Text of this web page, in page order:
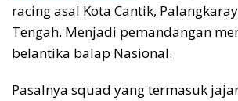
racing asal Kota Cantik,
Tengah. Menjadi pemandangan
belantika balap Nasional.
Pasalnya squad yang termasuk